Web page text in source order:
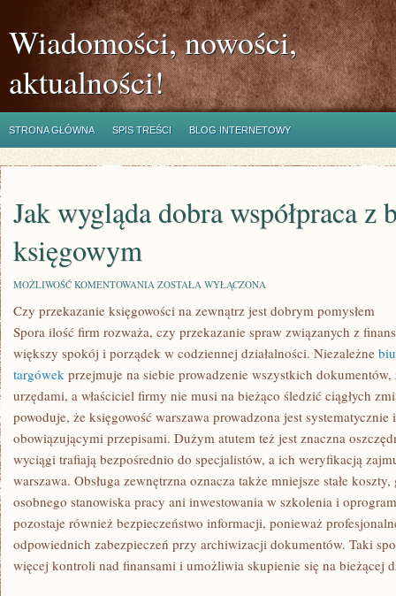
Wiadomości, nowości,
aktualności!
STRONA GŁÓWNA SPIS TREŚCI BLOG INTERNETOWY
Jak wygląda dobra współpraca z
księgowym
MOŻLIWOŚĆ KOMENTOWANIA JAK
DOBRA
Z
BIUREM
ZOSTAŁA WYŁĄCZONA
Czy przekazanie księgowości na zewnątrz jest dobrym pomysłem
Spora ilość firm rozważa, czy przekazanie spraw związanych z
większy spokój i porządek w codziennej działalności. Niezależne
targówek przejmuje na siebie prowadzenie wszystkich
urzędami, a właściciel firmy nie musi na bieżąco śledzić ciągłych
powoduje, że księgowość warszawa prowadzona jest
obowiązującymi przepisami. Dużym atutem też jest znaczna
wyciągi trafiają bezpośrednio do specjalistów, a ich weryfikacją
warszawa. Obsługa zewnętrzna oznacza także mniejsze stałe
osobnego stanowiska pracy ani inwestowania w szkolenia i
pozostaje również bezpieczeństwo informacji, ponieważ
odpowiednich zabezpieczeń przy archiwizacji dokumentów. Taki
więcej kontroli nad finansami i umożliwia skupienie się na bieżącej